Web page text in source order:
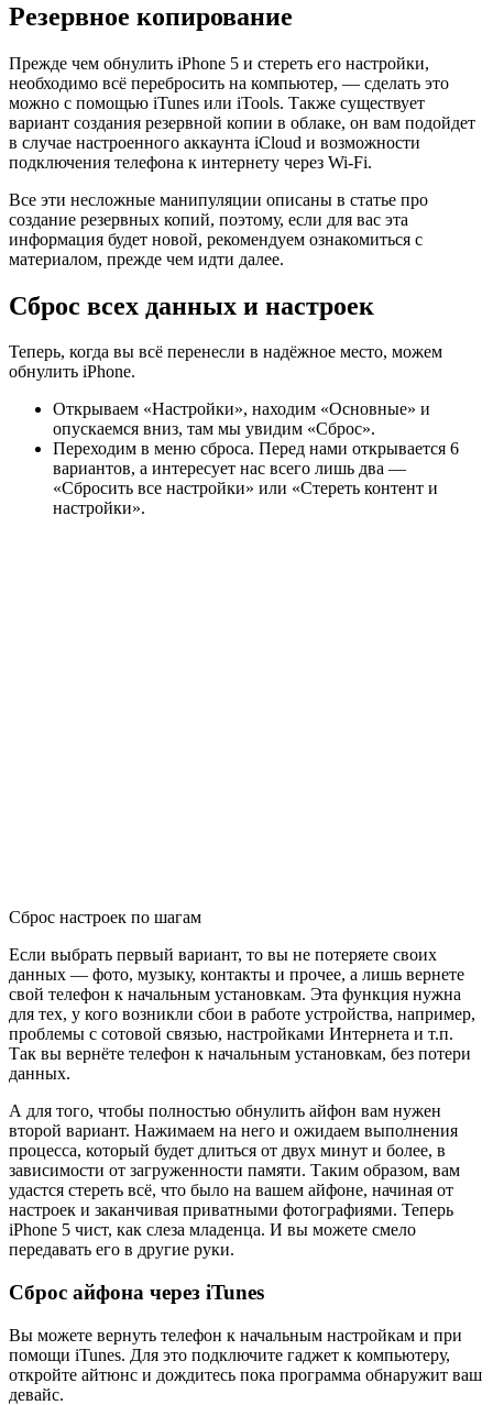
Резервное копирование
Прежде чем обнулить iPhone 5 и стереть его настройки,
необходимо всё перебросить на компьютер, — сделать это
можно с помощью iTunes или iTools. Также существует
вариант создания резервной копии в облаке, он вам подойдет
в случае настроенного аккаунта iCloud и возможности
подключения телефона к интернету через Wi-Fi.
Все эти несложные манипуляции описаны в статье про
создание резервных копий, поэтому, если для вас эта
информация будет новой, рекомендуем ознакомиться с
материалом, прежде чем идти далее.
Сброс всех данных и настроек
Теперь, когда вы всё перенесли в надёжное место, можем
обнулить iPhone.
Открываем «Настройки», находим «Основные» и
опускаемся вниз, там мы увидим «Сброс».
Переходим в меню сброса. Перед нами открывается 6
вариантов, а интересует нас всего лишь два —
«Сбросить все настройки» или «Стереть контент и
настройки».
Сброс настроек по шагам
Если выбрать первый вариант, то вы не потеряете своих
данных — фото, музыку, контакты и прочее, а лишь вернете
свой телефон к начальным установкам. Эта функция нужна
для тех, у кого возникли сбои в работе устройства, например,
проблемы с сотовой связью, настройками Интернета и т.п.
Так вы вернёте телефон к начальным установкам, без потери
данных.
А для того, чтобы полностью обнулить айфон вам нужен
второй вариант. Нажимаем на него и ожидаем выполнения
процесса, который будет длиться от двух минут и более, в
зависимости от загруженности памяти. Таким образом, вам
удастся стереть всё, что было на вашем айфоне, начиная от
настроек и заканчивая приватными фотографиями. Теперь
iPhone 5 чист, как слеза младенца. И вы можете смело
передавать его в другие руки.
Сброс айфона через iTunes
Вы можете вернуть телефон к начальным настройкам и при
помощи iTunes. Для это подключите гаджет к компьютеру,
откройте айтюнс и дождитесь пока программа обнаружит ваш
девайс.